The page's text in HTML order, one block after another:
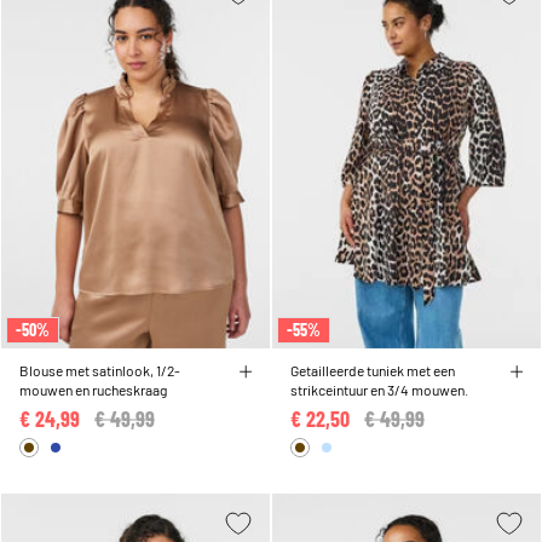
-50%
Blouse met satinlook, 1/2-
mouwen en rucheskraag
Price reduced from
€ 49,99
€ 24,99
-55%
Getailleerde tuniek met een
strikceintuur en 3/4 mouwen.
Price reduced from
€ 49,99
€ 22,50